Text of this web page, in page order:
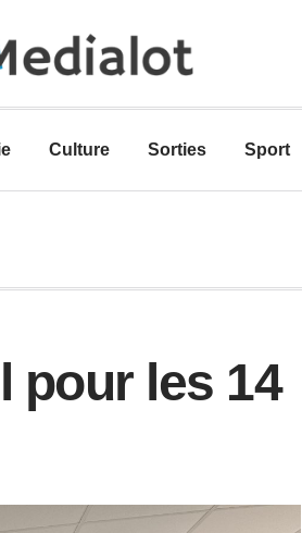
Culture Sorties Sport
pour les 14